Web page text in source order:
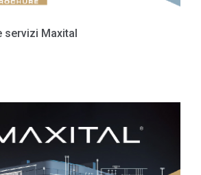
servizi Maxital